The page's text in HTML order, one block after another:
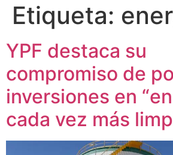
Etiqueta:
YPF destaca su
compromiso de
inversiones en
cada vez más